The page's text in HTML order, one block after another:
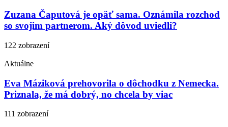
Zuzana Čaputová je opäť sama. Oznámila rozchod
so svojim partnerom. Aký dôvod uviedli?
122 zobrazení
Aktuálne
Eva Máziková prehovorila o dôchodku z Nemecka.
Priznala, že má dobrý, no chcela by viac
111 zobrazení